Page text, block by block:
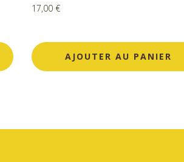
17,00 €
AJOUTER AU PANIER